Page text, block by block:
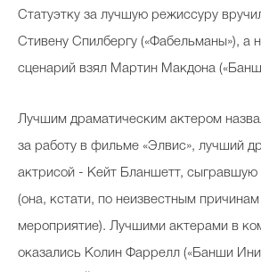
Статуэтку за лучшую режиссуру
Стивену Спилбергу («Фабельманы»), а
сценарий взял Мартин Макдона
Лучшим драматическим актером
за работу в фильме «Элвис», лучший
актрисой - Кейт Бланшетт, сыгравшую
(она, кстати, по неизвестным причинам
мероприятие). Лучшими актерами в
оказались Колин Фаррелл («Банши